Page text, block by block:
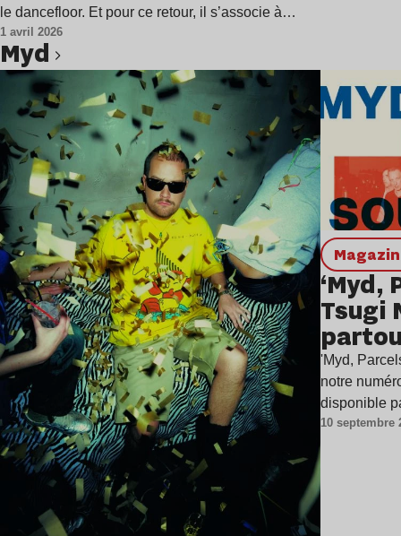
le dancefloor. Et pour ce retour, il s’associe à…
1 avril 2026
Myd
‘Myd,
Tsugi
'Myd,
notre
disponible
10 septembre
Lire l’article